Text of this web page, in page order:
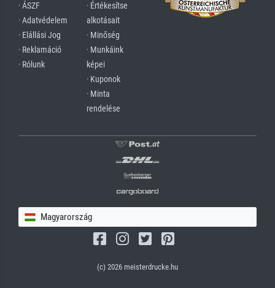
· ÁSZF
· Adatvédelem
· Elállási Jog
· Reklamáció
· Rólunk
· Értékesítse
alkotásait
· Minőség
· Munkáink
képei
· Kuponok
· Minta
rendelése
Magyarország
(c) 2026 meisterdrucke.hu